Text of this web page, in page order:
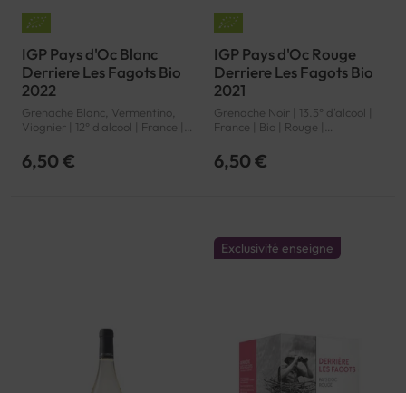
IGP Pays d'Oc Blanc
Derriere Les Fagots Bio
2022
Grenache Blanc, Vermentino,
Viognier | 12° d'alcool | France |
Roussillon | Pays d'Oc | IGP
6,50 €
IGP Pays d'Oc Rouge
Derriere Les Fagots Bio
2021
Grenache Noir | 13.5° d'alcool |
France | Bio | Rouge |
d'Oc | IGP
6,50 €
Exclusivité enseigne